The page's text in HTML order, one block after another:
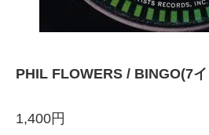
PHIL FLOWERS / BINGO(7
1,400円